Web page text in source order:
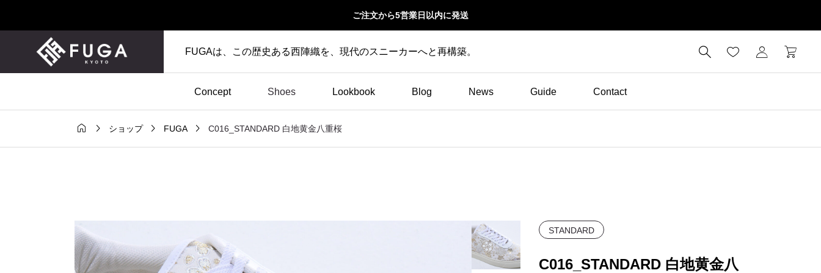
ご注文から5営業日以内に発送
FUGAは、この歴史ある西陣織を、現代のスニーカーへと再構築。 
Concept Shoes Lookbook Blog News Guide Contact
  ショップ  FUGA  C016_STANDARD 白地黄金八重桜
STANDARD
C016_STANDARD 白地黄金八